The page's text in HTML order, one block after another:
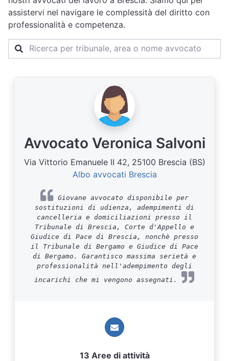
assistervi nel navigare le complessità del diritto con
professionalità e competenza.
Avvocato Veronica Salvoni
Via Vittorio Emanuele II 42, 25100 Brescia (BS)
Albo avvocati Brescia
Giovane avvocato disponibile per
sostituzioni di udienza, adempimenti di
cancelleria e domiciliazioni presso il
Tribunale di Brescia, Corte d'Appello e
Giudice di Pace di Brescia, nonchè presso
il Tribunale di Bergamo e Giudice di Pace
di Bergamo. Garantisco massima serietà e
professionalità nell'adempimento degli
incarichi che mi vengono assegnati.
13 Aree di attività